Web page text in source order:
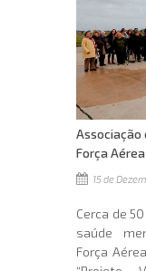
Associação
Força Aérea
15 de
Cerca de
saúde
Força